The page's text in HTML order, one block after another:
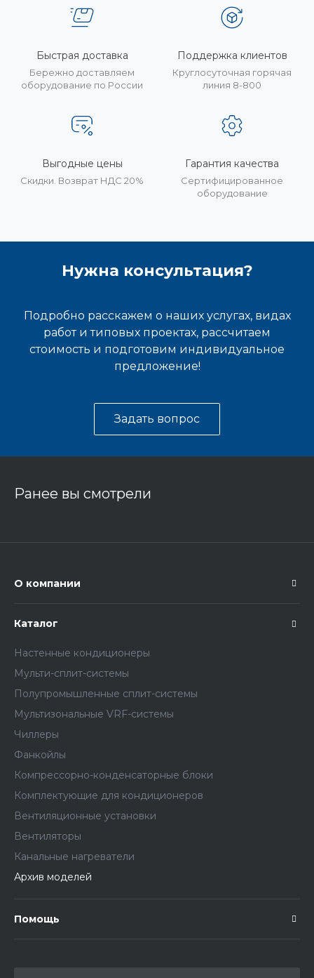
Быстрая доставка
Бережно доставляем
оборудование по России
Поддержка клиентов
Круглосуточная горячая
линия 8-800
Выгодные цены
Скидки. Возврат НДС 20%
Гарантия качества
Сертифицированное
оборудование
Нужна консультация?
Подробно расскажем о наших услугах, видах
работ и типовых проектах, рассчитаем
стоимость и подготовим индивидуальное
предложение!
Задать вопрос
Ранее вы смотрели
О компании
Каталог
Настенные кондиционеры
Мульти-сплит-системы
Полупромышленные сплит-системы
Мультизональные VRF-системы
Чиллеры
Фанкойлы
Компрессорно-конденсаторные блоки
Комплектующие для кондиционеров
Вентиляционные установки
Вентиляторы
Канальные нагреватели
Архив моделей
Помощь